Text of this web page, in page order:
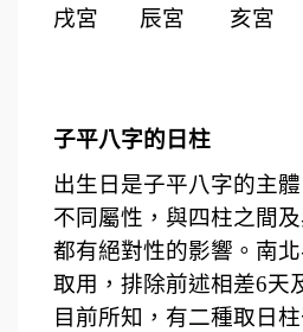
戌宮
辰宮 亥宮
子平八字的日柱
出生日是子平八字的主
不同屬性，與四柱之間及
都有絕對性的影響。南
取用，排除前述相差6天
目前所知，有二種取日